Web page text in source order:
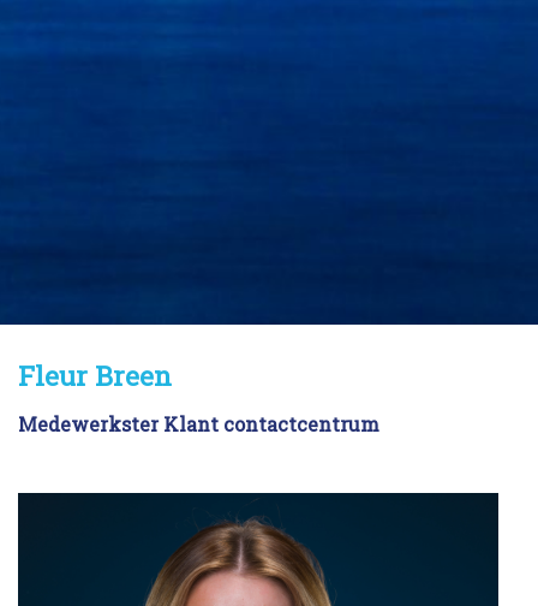
Fleur Breen
Fleur Breen
Medewerkster Klant contactcentrum